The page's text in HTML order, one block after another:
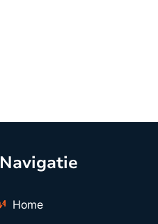
Navigatie
Home